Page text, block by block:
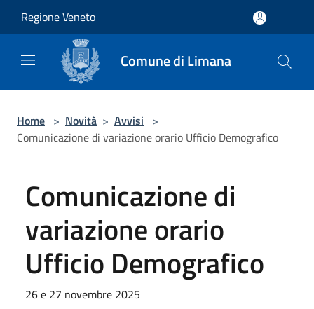
Regione Veneto
Comune di Limana
Home > Novità > Avvisi >
Comunicazione di variazione orario Ufficio Demografico
Comunicazione di
variazione orario
Ufficio Demografico
26 e 27 novembre 2025